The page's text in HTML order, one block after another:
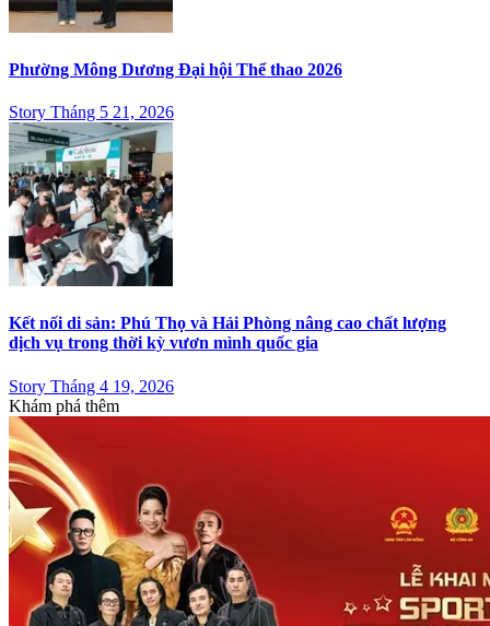
Phường Mông Dương Đại hội Thể thao 2026
Story Tháng 5 21, 2026
Kết nối di sản: Phú Thọ và Hải Phòng nâng cao chất lượng
dịch vụ trong thời kỳ vươn mình quốc gia
Story Tháng 4 19, 2026
Khám phá thêm